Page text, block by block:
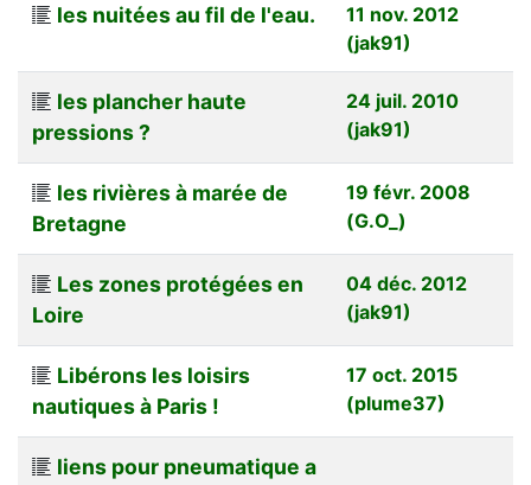
les nuitées au fil de l'eau.
11 nov. 2012
(jak91)
les plancher haute
pressions ?
24 juil. 2010
(jak91)
les rivières à marée de
Bretagne
19 févr. 2008
(G.O_)
Les zones protégées en
Loire
04 déc. 2012
(jak91)
Libérons les loisirs
nautiques à Paris !
17 oct. 2015
(plume37)
liens pour pneumatique a